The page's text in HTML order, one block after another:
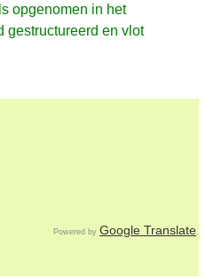
opgenomen in het
gestructureerd en vlot
Powered by Google Translate